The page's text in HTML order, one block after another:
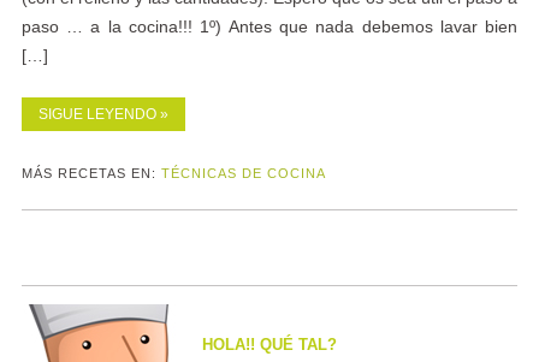
paso … a la cocina!!! 1º) Antes que nada debemos lavar bien
[…]
SIGUE LEYENDO »
MÁS RECETAS EN: TÉCNICAS DE COCINA
HOLA!! QUÉ TAL?